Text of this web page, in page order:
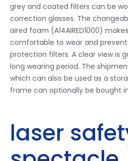
grey and coated filters can be
correction glasses. The
aired foam (A14AIRED1000)
comfortable to wear and
protection filters. A clear view is
long wearing period. The
which can also be used as a
frame can optionally be bought
laser